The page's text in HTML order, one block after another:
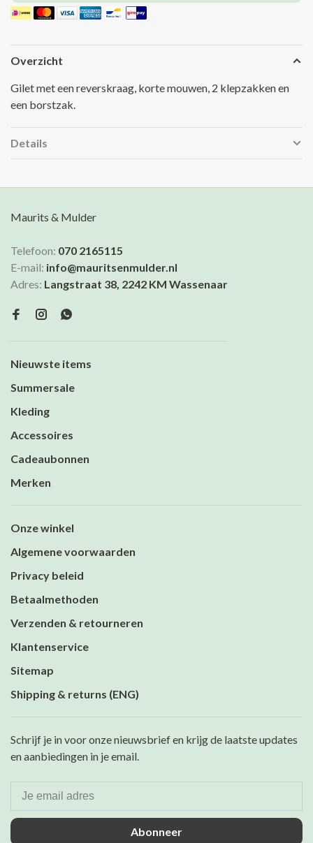
Overzicht
Gilet met een reverskraag, korte mouwen, 2 klepzakken en
een borstzak.
Details
Maurits & Mulder
Telefoon: 070 2165115
E-mail: info@mauritsenmulder.nl
Adres: Langstraat 38, 2242 KM Wassenaar
Nieuwste items
Summersale
Kleding
Accessoires
Cadeaubonnen
Merken
Onze winkel
Algemene voorwaarden
Privacy beleid
Betaalmethoden
Verzenden & retourneren
Klantenservice
Sitemap
Shipping & returns (ENG)
Schrijf je in voor onze nieuwsbrief en krijg de laatste updates
en aanbiedingen in je email.
Abonneer